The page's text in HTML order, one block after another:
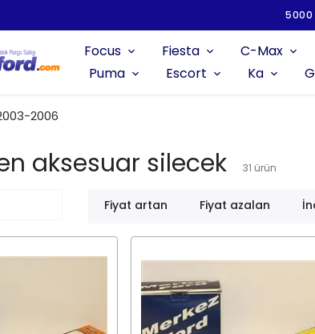
5000
Focus Fiesta C-Max
Puma
Escort Ka
2006
aksesuar silecek 31 ürün
Fiyat artan Fiyat azalan